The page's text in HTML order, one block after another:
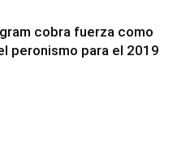
cobra fuerza como
peronismo para el 2019